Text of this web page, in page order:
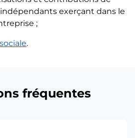
exerçant dans le
;
.
fréquentes